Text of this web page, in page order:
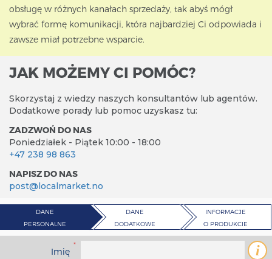
obsługę w różnych kanałach sprzedaży, tak abyś mógł
wybrać formę komunikacji, która najbardziej Ci odpowiada i
zawsze miał potrzebne wsparcie.
JAK MOŻEMY CI POMÓC?
Skorzystaj z wiedzy naszych konsultantów lub agentów.
Dodatkowe porady lub pomoc uzyskasz tu:
ZADZWOŃ DO NAS
Poniedziałek - Piątek 10:00 - 18:00
+47 238 98 863
NAPISZ DO NAS
post@localmarket.no
DANE
PERSONALNE
DANE
DODATKOWE
INFORMACJE
O PRODUKCIE
Imię
* i